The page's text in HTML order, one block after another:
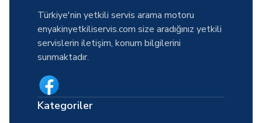
Türkiye'nin yetkili servis arama motoru
enyakinyetkiliservis.com size aradığınız yetkili
servislerin iletişim, konum bilgilerini
sunmaktadır.
Kategoriler